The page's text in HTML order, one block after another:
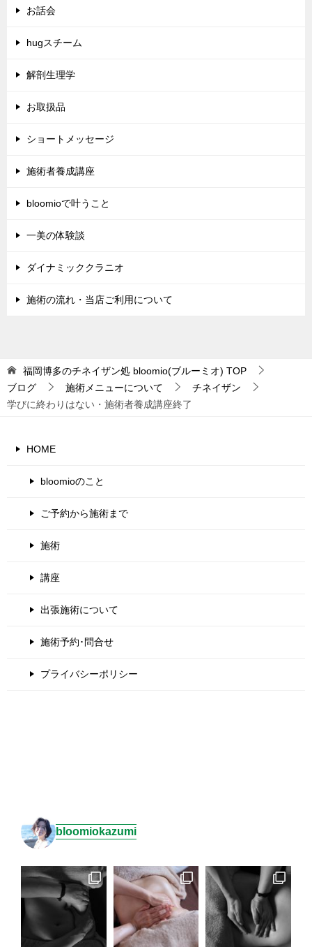
お話会
hugスチーム
解剖生理学
お取扱品
ショートメッセージ
施術者養成講座
bloomioで叶うこと
一美の体験談
ダイナミッククラニオ
施術の流れ・当店ご利用について
福岡博多のチネイザン処 bloomio(ブルーミオ) TOP
ブログ
施術メニューについて
チネイザン
学びに終わりはない・施術者養成講座終了
HOME
bloomioのこと
ご予約から施術まで
施術
講座
出張施術について
施術予約･問合せ
プライバシーポリシー
bloomiokazumi